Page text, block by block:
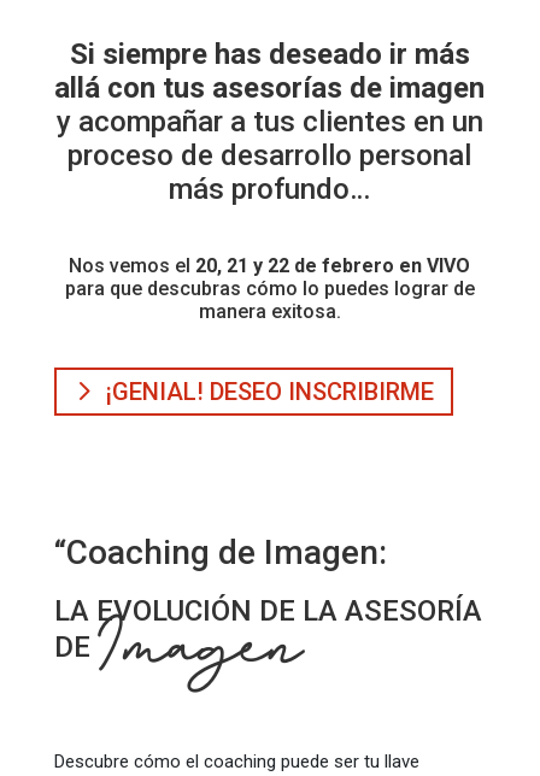
Si siempre has deseado ir más
allá con tus asesorías de imagen
y acompañar a tus clientes en un
proceso de desarrollo personal
más profundo…
Nos vemos el 20, 21 y 22 de febrero en VIVO
para que descubras cómo lo puedes lograr de
manera exitosa.
¡GENIAL! DESEO INSCRIBIRME
“Coaching de Imagen:
LA EVOLUCIÓN DE LA ASESORÍA
DE Imagen
Descubre cómo el coaching puede ser tu llave